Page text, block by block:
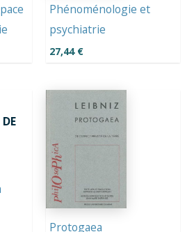
Phénoménologie et
psychiatrie
27,44 €
Protogaea